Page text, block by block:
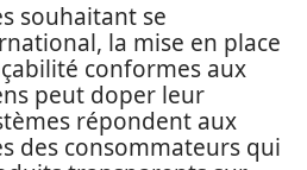
souhaitant se
la mise en place
conformes aux
peut doper leur
répondent aux
des consommateurs qui